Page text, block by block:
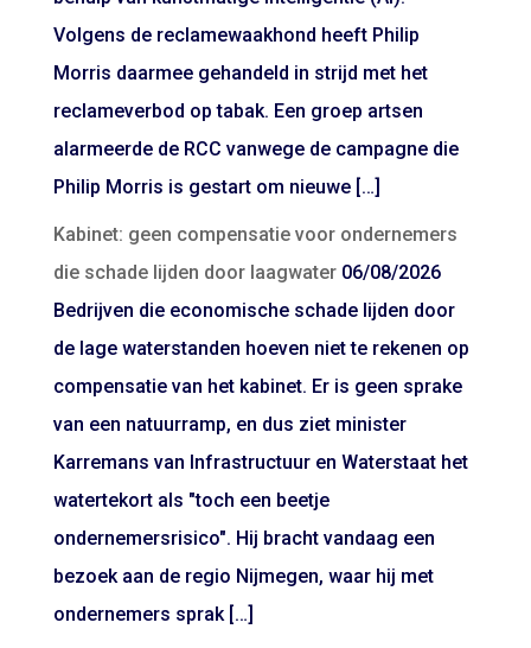
Volgens de reclamewaakhond heeft Philip
Morris daarmee gehandeld in strijd met het
reclameverbod op tabak. Een groep artsen
alarmeerde de RCC vanwege de campagne die
Philip Morris is gestart om nieuwe […]
Kabinet: geen compensatie voor ondernemers
die schade lijden door laagwater 06/08/2026
Bedrijven die economische schade lijden door
de lage waterstanden hoeven niet te rekenen op
compensatie van het kabinet. Er is geen sprake
van een natuurramp, en dus ziet minister
Karremans van Infrastructuur en Waterstaat het
watertekort als "toch een beetje
ondernemersrisico". Hij bracht vandaag een
bezoek aan de regio Nijmegen, waar hij met
ondernemers sprak […]